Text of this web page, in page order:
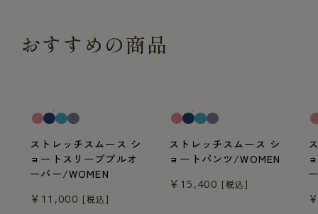
おすすめの商品
ストレッチスムース シ
ョートスリーブプルオ
ーバー/WOMEN
￥11,000 [税込]
ストレッチスムース シ
ョートパンツ/WOMEN
￥15,400 [税込]